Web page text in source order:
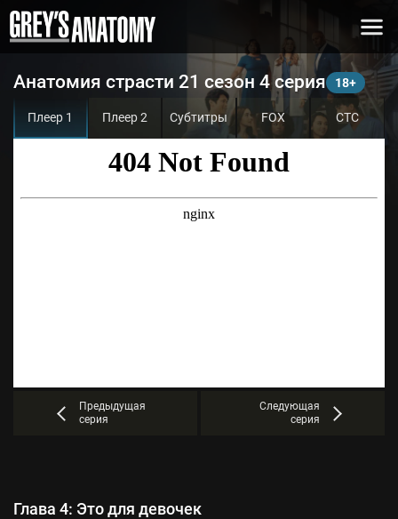
Анатомия страсти 21 сезон 4 серия
Плеер 1 Плеер 2 Субтитры FOX СТС
Предыдущая
серия
Следующая
серия
Глава 4: Это для девочек